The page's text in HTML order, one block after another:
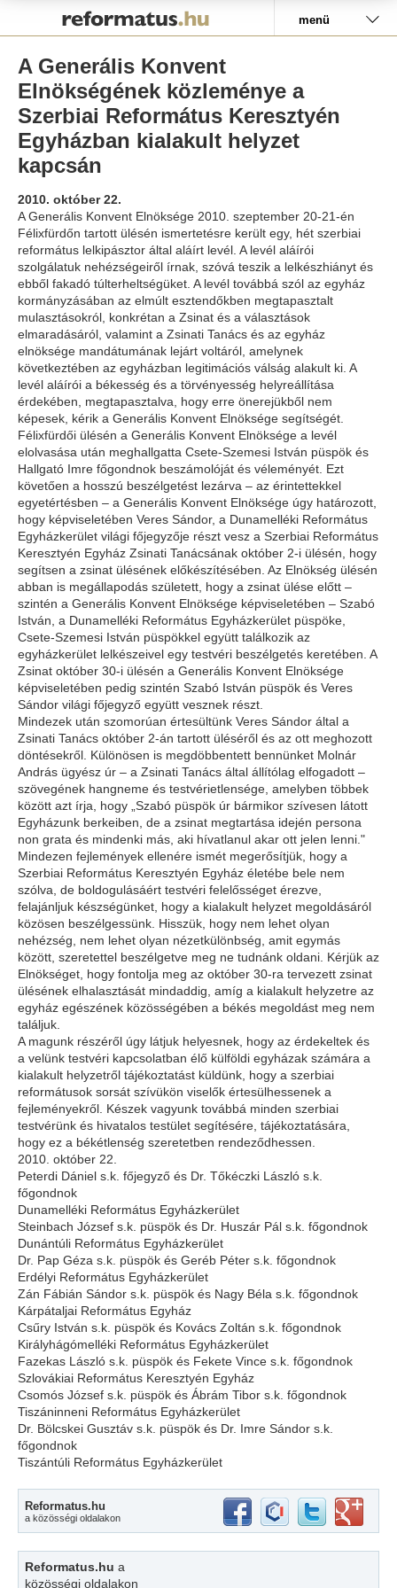
menü
A Generális Konvent
Elnökségének közleménye a
Szerbiai Református Keresztyén
Egyházban kialakult helyzet
kapcsán
2010. október 22.
A Generális Konvent Elnöksége 2010. szeptember 20-21-én
Félixfürdőn tartott ülésén ismertetésre került egy, hét szerbiai
református lelkipásztor által aláírt levél. A levél aláírói
szolgálatuk nehézségeiről írnak, szóvá teszik a lelkészhiányt és
ebből fakadó túlterheltségüket. A levél továbbá szól az egyház
kormányzásában az elmúlt esztendőkben megtapasztalt
mulasztásokról, konkrétan a Zsinat és a választások
elmaradásáról, valamint a Zsinati Tanács és az egyház
elnöksége mandátumának lejárt voltáról, amelynek
következtében az egyházban legitimációs válság alakult ki. A
levél aláírói a békesség és a törvényesség helyreállítása
érdekében, megtapasztalva, hogy erre önerejükből nem
képesek, kérik a Generális Konvent Elnöksége segítségét.
Félixfürdői ülésén a Generális Konvent Elnöksége a levél
elolvasása után meghallgatta Csete-Szemesi István püspök és
Hallgató Imre főgondnok beszámolóját és véleményét. Ezt
követően a hosszú beszélgetést lezárva – az érintettekkel
egyetértésben – a Generális Konvent Elnöksége úgy határozott,
hogy képviseletében Veres Sándor, a Dunamelléki Református
Egyházkerület világi főjegyzője részt vesz a Szerbiai Református
Keresztyén Egyház Zsinati Tanácsának október 2-i ülésén, hogy
segítsen a zsinat ülésének előkészítésében. Az Elnökség ülésén
abban is megállapodás született, hogy a zsinat ülése előtt –
szintén a Generális Konvent Elnöksége képviseletében – Szabó
István, a Dunamelléki Református Egyházkerület püspöke,
Csete-Szemesi István püspökkel együtt találkozik az
egyházkerület lelkészeivel egy testvéri beszélgetés keretében. A
Zsinat október 30-i ülésén a Generális Konvent Elnöksége
képviseletében pedig szintén Szabó István püspök és Veres
Sándor világi főjegyző együtt vesznek részt.
Mindezek után szomorúan értesültünk Veres Sándor által a
Zsinati Tanács október 2-án tartott üléséről és az ott meghozott
döntésekről. Különösen is megdöbbentett bennünket Molnár
András ügyész úr – a Zsinati Tanács által állítólag elfogadott –
szövegének hangneme és testvérietlensége, amelyben többek
között azt írja, hogy „Szabó püspök úr bármikor szívesen látott
Egyházunk berkeiben, de a zsinat megtartása idején persona
non grata és mindenki más, aki hívatlanul akar ott jelen lenni."
Mindezen fejlemények ellenére ismét megerősítjük, hogy a
Szerbiai Református Keresztyén Egyház életébe bele nem
szólva, de boldogulásáért testvéri felelősséget érezve,
felajánljuk készségünket, hogy a kialakult helyzet megoldásáról
közösen beszélgessünk. Hisszük, hogy nem lehet olyan
nehézség, nem lehet olyan nézetkülönbség, amit egymás
között, szeretettel beszélgetve meg ne tudnánk oldani. Kérjük az
Elnökséget, hogy fontolja meg az október 30-ra tervezett zsinat
ülésének elhalasztását mindaddig, amíg a kialakult helyzetre az
egyház egészének közösségében a békés megoldást meg nem
találjuk.
A magunk részéről úgy látjuk helyesnek, hogy az érdekeltek és
a velünk testvéri kapcsolatban élő külföldi egyházak számára a
kialakult helyzetről tájékoztatást küldünk, hogy a szerbiai
reformátusok sorsát szívükön viselők értesülhessenek a
fejleményekről. Készek vagyunk továbbá minden szerbiai
testvérünk és hivatalos testület segítésére, tájékoztatására,
hogy ez a békétlenség szeretetben rendeződhessen.
2010. október 22.
Peterdi Dániel s.k. főjegyző és Dr. Tőkéczki László s.k.
főgondnok
Dunamelléki Református Egyházkerület
Steinbach József s.k. püspök és Dr. Huszár Pál s.k. főgondnok
Dunántúli Református Egyházkerület
Dr. Pap Géza s.k. püspök és Geréb Péter s.k. főgondnok
Erdélyi Református Egyházkerület
Zán Fábián Sándor s.k. püspök és Nagy Béla s.k. főgondnok
Kárpátaljai Református Egyház
Csűry István s.k. püspök és Kovács Zoltán s.k. főgondnok
Királyhágómelléki Református Egyházkerület
Fazekas László s.k. püspök és Fekete Vince s.k. főgondnok
Szlovákiai Református Keresztyén Egyház
Csomós József s.k. püspök és Ábrám Tibor s.k. főgondnok
Tiszáninneni Református Egyházkerület
Dr. Bölcskei Gusztáv s.k. püspök és Dr. Imre Sándor s.k.
főgondnok
Tiszántúli Református Egyházkerület
Reformatus.hu
a közösségi oldalakon
Reformatus.hu a
közösségi oldalakon